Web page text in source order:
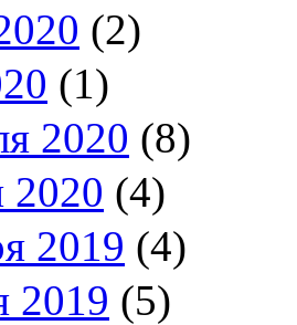
(2)
(1)
2020 (8)
2020 (4)
2019 (4)
2019 (5)